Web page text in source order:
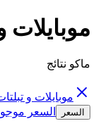
موبايلات
ماكو نتائج
موبايلات و
السعر السعر